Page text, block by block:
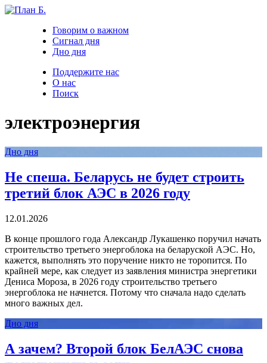
Говорим о важном
Сигнал дня
Дно дня
Поддержите нас
О нас
Поиск
электроэнергия
Дно дня
Не спеша. Беларусь не будет строить
третий блок АЭС в 2026 году
12.01.2026
В конце прошлого года Александр Лукашенко поручил начать
строительство третьего энергоблока на беларуской АЭС. Но,
кажется, выполнять это поручение никто не торопится. По
крайней мере, как следует из заявления министра энергетики
Дениса Мороза, в 2026 году строительство третьего
энергоблока не начнется. Потому что сначала надо сделать
много важных дел.
Дно дня
А зачем? Второй блок БелАЭС снова